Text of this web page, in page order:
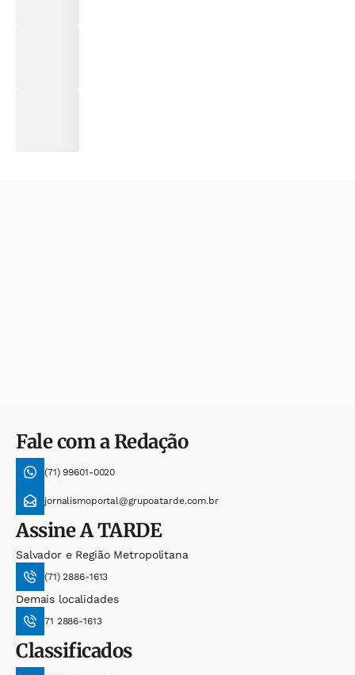
Fale com a Redação
(71) 99601-0020
jornalismoportal@grupoatarde.com.br
AssineA TARDE
Salvador e Região Metropolitana
(71) 2886-1613
Demais localidades
71 2886-1613
Classificados